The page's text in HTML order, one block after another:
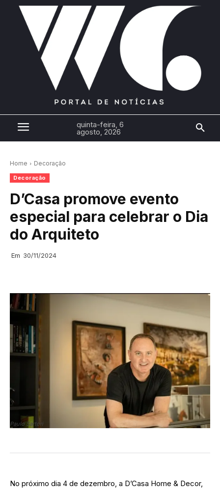
quinta-feira, 6
agosto, 2026
Home Decoração
Decoração
D’Casa promove evento
especial para celebrar o Dia
do Arquiteto
Em 30/11/2024
Paulo Sartori
No próximo dia 4 de dezembro, a D’Casa Home & Decor,